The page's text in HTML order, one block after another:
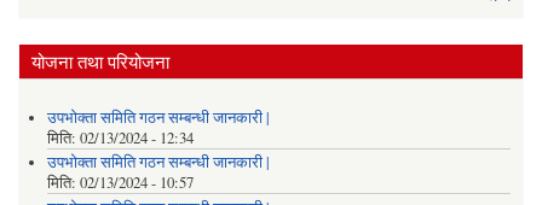
योजना तथा परियोजना
उपभोक्ता समिति गठन सम्बन्धी जानकारी |
मिति: 02/13/2024 - 12:34
उपभोक्ता समिति गठन सम्बन्धी जानकारी |
मिति: 02/13/2024 - 10:57